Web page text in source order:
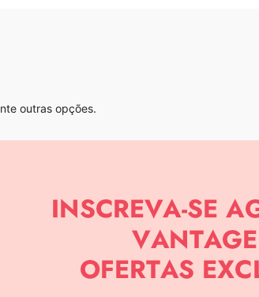
outras opções.
EM APP
PARA RECEBER NOTÍCIAS SOBRE SHEIN.